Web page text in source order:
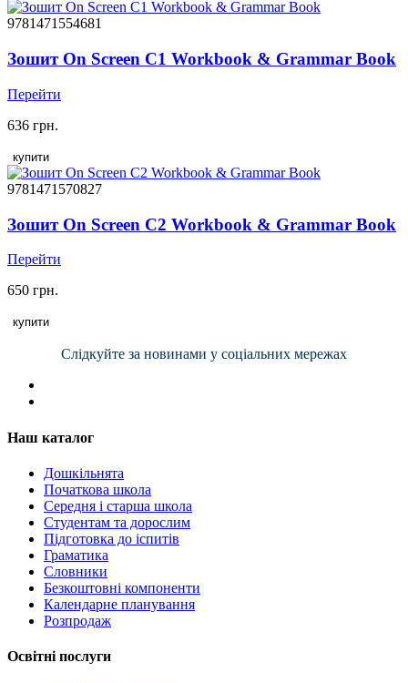
9781471554681
Зошит On Screen C1 Workbook & Grammar Book
Перейти
636 грн.
купити
9781471570827
Зошит On Screen C2 Workbook & Grammar Book
Перейти
650 грн.
купити
Слідкуйте за новинами у соціальних мережах
Наш каталог
Дошкільнята
Початкова школа
Середня і старша школа
Студентам та дорослим
Підготовка до іспитів
Граматика
Словники
Безкоштовні компоненти
Календарне планування
Розпродаж
Освітні послуги